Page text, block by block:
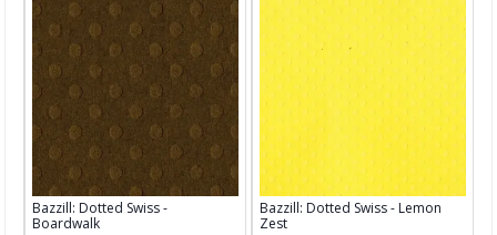
Spesial Papir
Stæsj & pynt
Stempler
Blekk, maling & tusj
Embossing
Tags, papirposer & dekorering
Bazzill: Dotted Swiss -
Boardwalk
Bazzill: Dotted Swiss - Lemon
Zest